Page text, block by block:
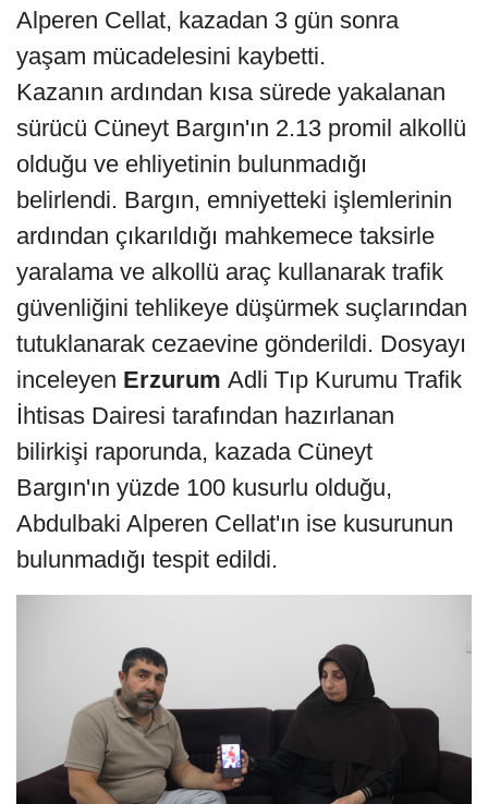
Alperen Cellat, kazadan 3 gün sonra
yaşam mücadelesini kaybetti.
Kazanın ardından kısa sürede yakalanan
sürücü Cüneyt Bargın'ın 2.13 promil alkollü
olduğu ve ehliyetinin bulunmadığı
belirlendi. Bargın, emniyetteki işlemlerinin
ardından çıkarıldığı mahkemece taksirle
yaralama ve alkollü araç kullanarak trafik
güvenliğini tehlikeye düşürmek suçlarından
tutuklanarak cezaevine gönderildi. Dosyayı
inceleyen Erzurum Adli Tıp Kurumu Trafik
İhtisas Dairesi tarafından hazırlanan
bilirkişi raporunda, kazada Cüneyt
Bargın'ın yüzde 100 kusurlu olduğu,
Abdulbaki Alperen Cellat'ın ise kusurunun
bulunmadığı tespit edildi.